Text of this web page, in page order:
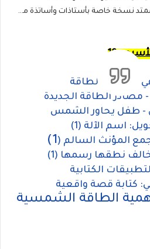
خاصة بأستاذات وأساتذة مؤسسات الريادة
18
- مصادر الطاقة
الطاقة الجديدة
طفل يحاور الشمس
اسم الآلة (1)
المؤنث السالم (1)
نطقها رسمها (1)
الكتابية
كتابة قصة واقعية
الطاقة الشمسية